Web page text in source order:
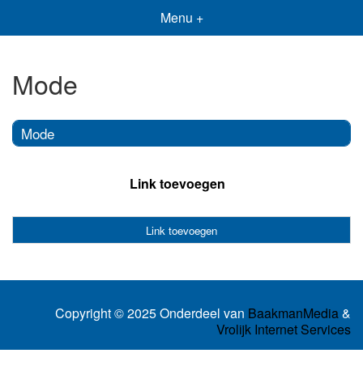
Menu +
Mode
Mode
Link toevoegen
Link toevoegen
Copyright © 2025 Onderdeel van BaakmanMedia&
Vrolijk Internet Services